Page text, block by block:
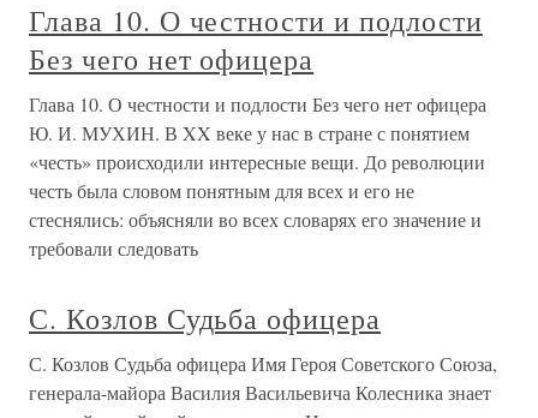
Глава 10. О честности и подлости
Без чего нет офицера
Глава 10. О честности и подлости Без чего нет офицера
Ю. И. МУХИН. В XX веке у нас в стране с понятием
«честь» происходили интересные вещи. До революции
честь была словом понятным для всех и его не
стеснялись: объясняли во всех словарях его значение и
требовали следовать
С. Козлов Судьба офицера
С. Козлов Судьба офицера Имя Героя Советского Союза,
генерала-майора Василия Васильевича Колесника знает